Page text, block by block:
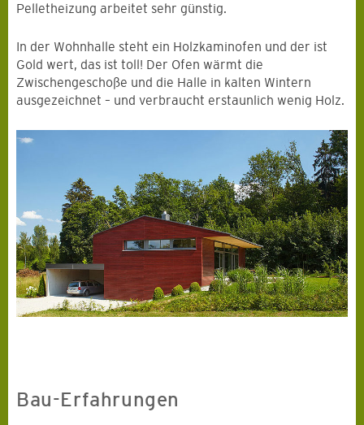
Pelletheizung arbeitet sehr günstig.
In der Wohnhalle steht ein Holzkaminofen und der ist
Gold wert, das ist toll! Der Ofen wärmt die
Zwischengeschoße und die Halle in kalten Wintern
ausgezeichnet – und verbraucht erstaunlich wenig Holz.
Bau-Erfahrungen